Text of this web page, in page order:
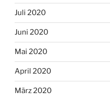
Juli 2020
Juni 2020
Mai 2020
April 2020
März 2020